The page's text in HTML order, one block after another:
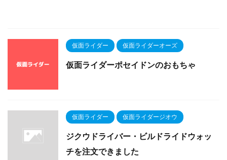
仮面ライダー 仮面ライダーオーズ
仮面ライダーポセイドンのおもちゃ
仮面ライダー 仮面ライダージオウ
ジクウドライバー・ビルドライドウォッ
チを注文できました